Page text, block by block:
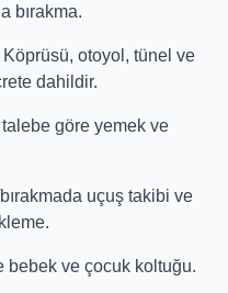
bırakma.
otoyol, tünel ve
dahildir.
göre yemek ve
uçuş takibi ve
bebek ve çocuk koltuğu.